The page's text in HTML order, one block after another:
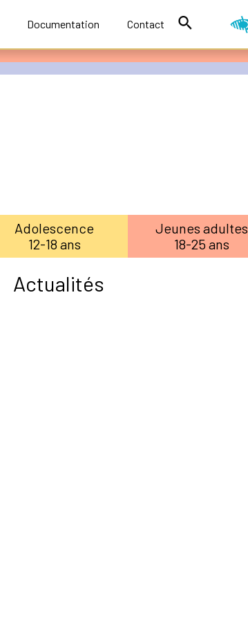
Documentation Contact
Adolescence
12-18 ans
Jeunes adultes
18-25 ans
Actualités